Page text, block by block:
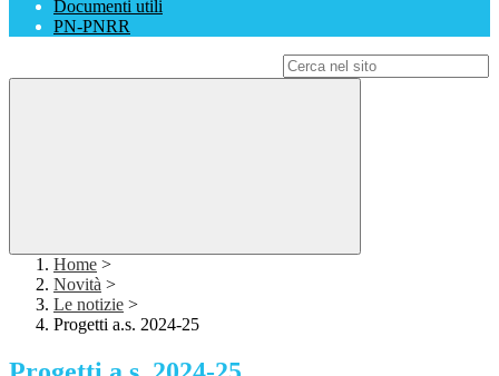
Documenti utili
PN-PNRR
Home >
Novità >
Le notizie >
Progetti a.s. 2024-25